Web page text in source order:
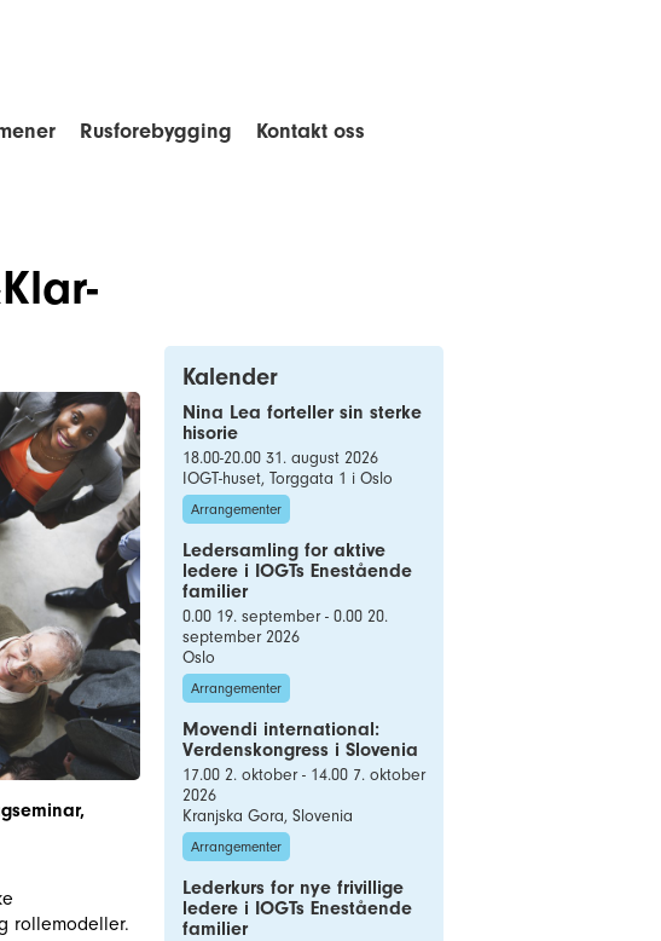
Rusforebygging Kontakt oss
rollemodeller.
Kalender
Nina Lea forteller sin sterke
hisorie
18.00-20.00 31. august 2026
IOGT-huset, Torggata 1 i Oslo
Arrangementer
Ledersamling for aktive
ledere i IOGTs Enestående
familier
0.00 19. september - 0.00 20.
september 2026
Oslo
Arrangementer
Movendi international:
Verdenskongress i Slovenia
17.00 2. oktober - 14.00 7. oktober
2026
Kranjska Gora, Slovenia
Arrangementer
Lederkurs for nye frivillige
ledere i IOGTs Enestående
familier